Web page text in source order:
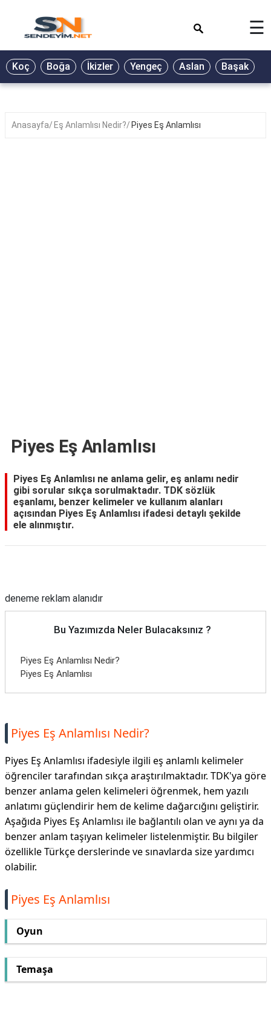
BİYOGRAFİ
GALERİ
☰
Koç Boğa İkizler Yengeç Aslan Başak
Anasayfa Eş Anlamlısı Nedir? Piyes Eş Anlamlısı
Piyes Eş Anlamlısı
Piyes Eş Anlamlısı ne anlama gelir, eş anlamı nedir
gibi sorular sıkça sorulmaktadır. TDK sözlük
eşanlamı, benzer kelimeler ve kullanım alanları
açısından Piyes Eş Anlamlısı ifadesi detaylı şekilde
ele alınmıştır.
deneme reklam alanıdır
Bu Yazımızda Neler Bulacaksınız ?
Piyes Eş Anlamlısı Nedir?
Piyes Eş Anlamlısı
Piyes Eş Anlamlısı Nedir?
Piyes Eş Anlamlısı ifadesiyle ilgili eş anlamlı kelimeler
öğrenciler tarafından sıkça araştırılmaktadır. TDK'ya göre
benzer anlama gelen kelimeleri öğrenmek, hem yazılı
anlatımı güçlendirir hem de kelime dağarcığını geliştirir.
Aşağıda Piyes Eş Anlamlısı ile bağlantılı olan ve aynı ya da
benzer anlam taşıyan kelimeler listelenmiştir. Bu bilgiler
özellikle Türkçe derslerinde ve sınavlarda size yardımcı
olabilir.
Piyes Eş Anlamlısı
Oyun
Temaşa